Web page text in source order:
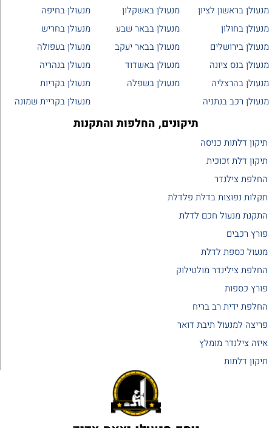
מנעולן בראשון לציון
מנעולן בחולון
מנעולן בירושלים
מנעולן בנס ציונה
מנעולן בהרצליה
מנעולן רכב בנתניה
מנעולן באשקלון
מנעולן בבאר שבע
מנעולן בבאר יעקב
מנעולן באשדוד
מנעולן בשפלה
מנעולן בחיפה
מנעולן בחריש
מנעולן בעפולה
מנעולן בנהריה
מנעולן בקריות
מנעולן בקריית שמונה
תיקונים, החלפות והתקנות
תיקון דלתות כניסה
תיקון דלת זכוכית
החלפת צילנדר
תקלות נפוצות בדלת פלדלת
התקנת מנעול חכם לדלת
פורץ רכבים
מנעול כספת לדלת
החלפת צילינדר מולטילוק
פורץ כספות
החלפת ידית רב בריח
פריצה למנעול תיבת דואר
איזה צילנדר מומלץ
תיקון דלתות